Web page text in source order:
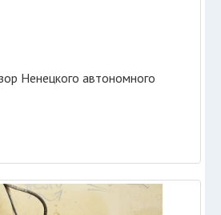
Ненецкого автономного